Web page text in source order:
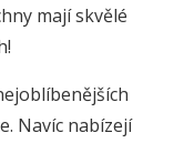
mají skvělé
Navíc nabízejí